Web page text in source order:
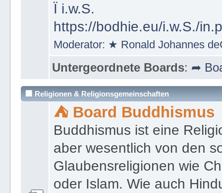
Ï i.w.S.
https://bodhie.eu/i.w.S./
Moderator: ★ Ronald Johannes
Untergeordnete Boards: ➦
🏢 Religionen & Religionsgemeinschaften
⛺ Board Buddhismus
Buddhismus ist eine
aber wesentlich von den
Glaubensreligionen wie
oder Islam. Wie auch